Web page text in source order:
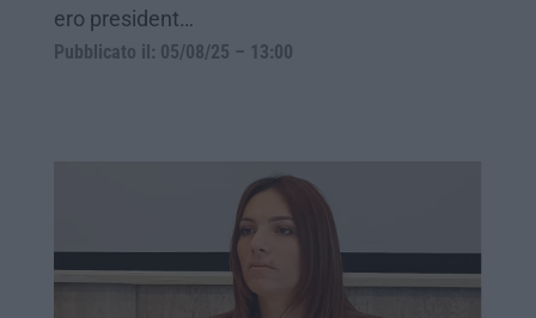
ero president…
Pubblicato il: 05/08/25 – 13:00